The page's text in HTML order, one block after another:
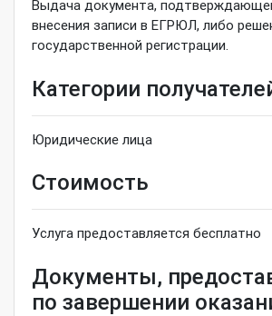
Выдача документа,
внесения записи в ЕГРЮЛ, либо
государственной регистрации.
Категории
Юридические лица
Стоимость
Услуга предоставляется бесплатно
Документы,
по завершении